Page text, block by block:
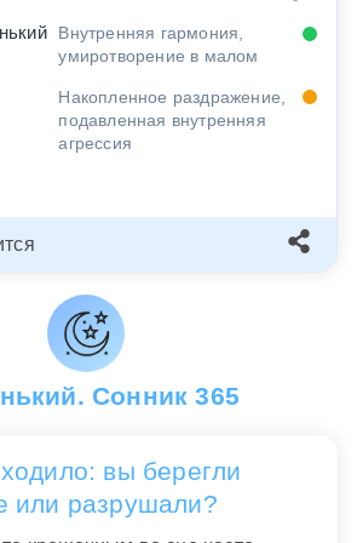
Внутренняя гармония,
умиротворение в малом
Накопленное раздражение,
подавленная внутренняя
агрессия
Сонник 365
вы берегли
или разрушали?